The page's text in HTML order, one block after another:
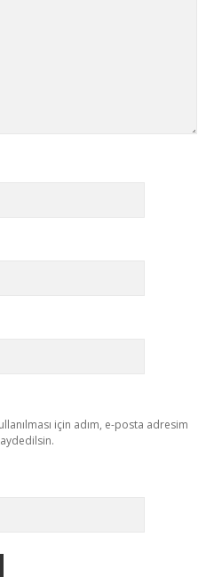
için adım, e-posta adresim